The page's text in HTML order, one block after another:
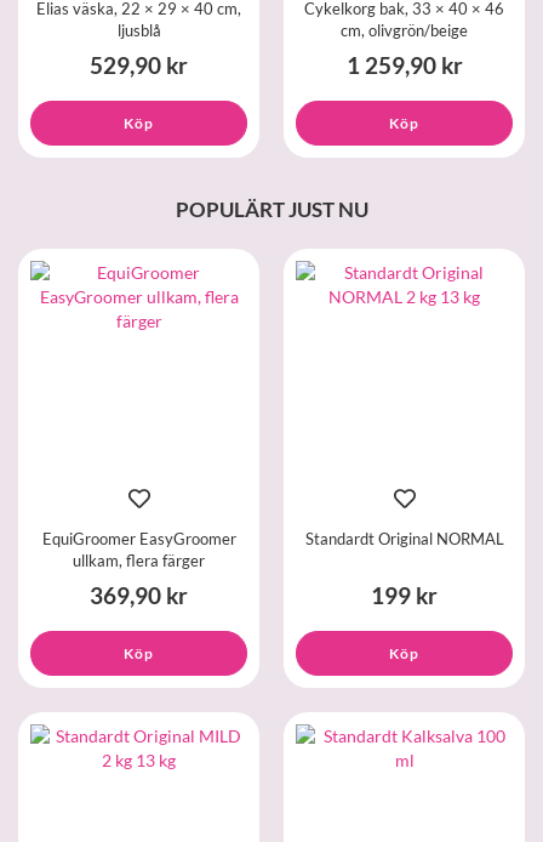
Elias väska, 22 × 29 × 40 cm,
ljusblå
529,90 kr
Köp
Cykelkorg bak, 33 × 40 × 46
cm, olivgrön/beige
1 259,90 kr
Köp
POPULÄRT JUST NU
EquiGroomer EasyGroomer
ullkam, flera färger
369,90 kr
Köp
Standardt Original NORMAL
199 kr
Köp